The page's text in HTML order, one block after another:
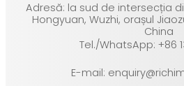
Adresă: la sud de intersecția
Hongyuan, Wuzhi, orașul
China
Tel./WhatsApp: +86
E-mail: